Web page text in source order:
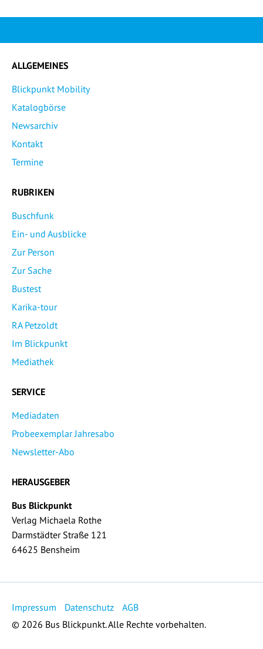
ALLGEMEINES
Blickpunkt Mobility
Katalogbörse
Newsarchiv
Kontakt
Termine
RUBRIKEN
Buschfunk
Ein- und Ausblicke
Zur Person
Zur Sache
Bustest
Karika-tour
RA Petzoldt
Im Blickpunkt
Mediathek
SERVICE
Mediadaten
Probeexemplar Jahresabo
Newsletter-Abo
HERAUSGEBER
Bus Blickpunkt
Verlag Michaela Rothe
Darmstädter Straße 121
64625 Bensheim
Impressum Datenschutz
AGB
© 2026 Bus Blickpunkt. Alle Rechte vorbehalten.